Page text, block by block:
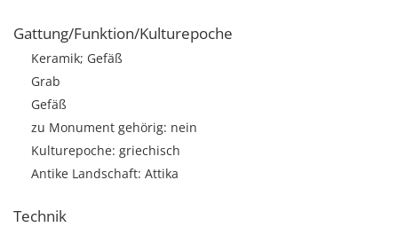
Gattung/Funktion/Kulturepoche
Keramik; Gefäß
Grab
Gefäß
zu Monument gehörig: nein
Kulturepoche: griechisch
Antike Landschaft: Attika
Technik